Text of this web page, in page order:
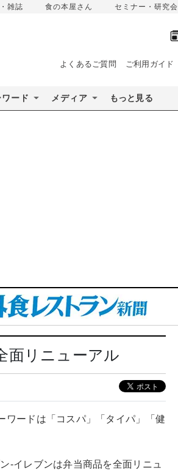
雑誌 食の本屋さん セミナー・研究会
よくあるご質問 ご利用ガイド
ード メディア もっと見る
面リニューアル
ワードは「コスパ」「タイパ」「健
-イレブンは弁当商品を全面リニュ